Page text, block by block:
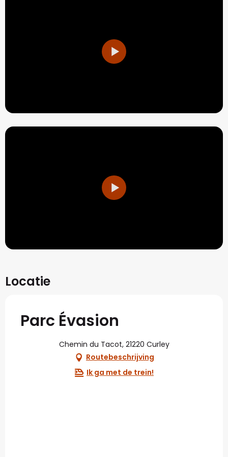
Locatie
Parc Évasion
Chemin du Tacot, 21220 Curley
Routebeschrijving
Ik ga met de trein!